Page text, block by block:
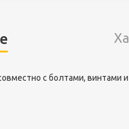
с болтами,